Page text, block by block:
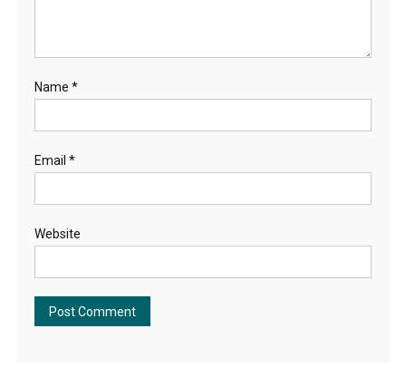
Name *
Email *
Website